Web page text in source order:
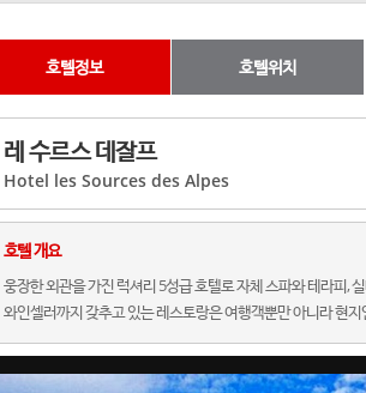
호텔정보 호텔위치
레 수르스 데잘프
Hotel les Sources des Alpes
호텔 개요
웅장한 외관을 가진 럭셔리 5성급 호텔로 자체 스파와 테라피,
와인셀러까지 갖추고 있는 레스토랑은 여행객뿐만 아니라 현